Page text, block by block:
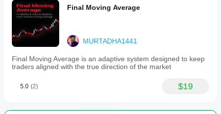
Final Moving Average
MURTADHA1441
Final Moving Average is an adaptive system designed to keep
traders aligned with the true direction of the market
5.0 (2) $19